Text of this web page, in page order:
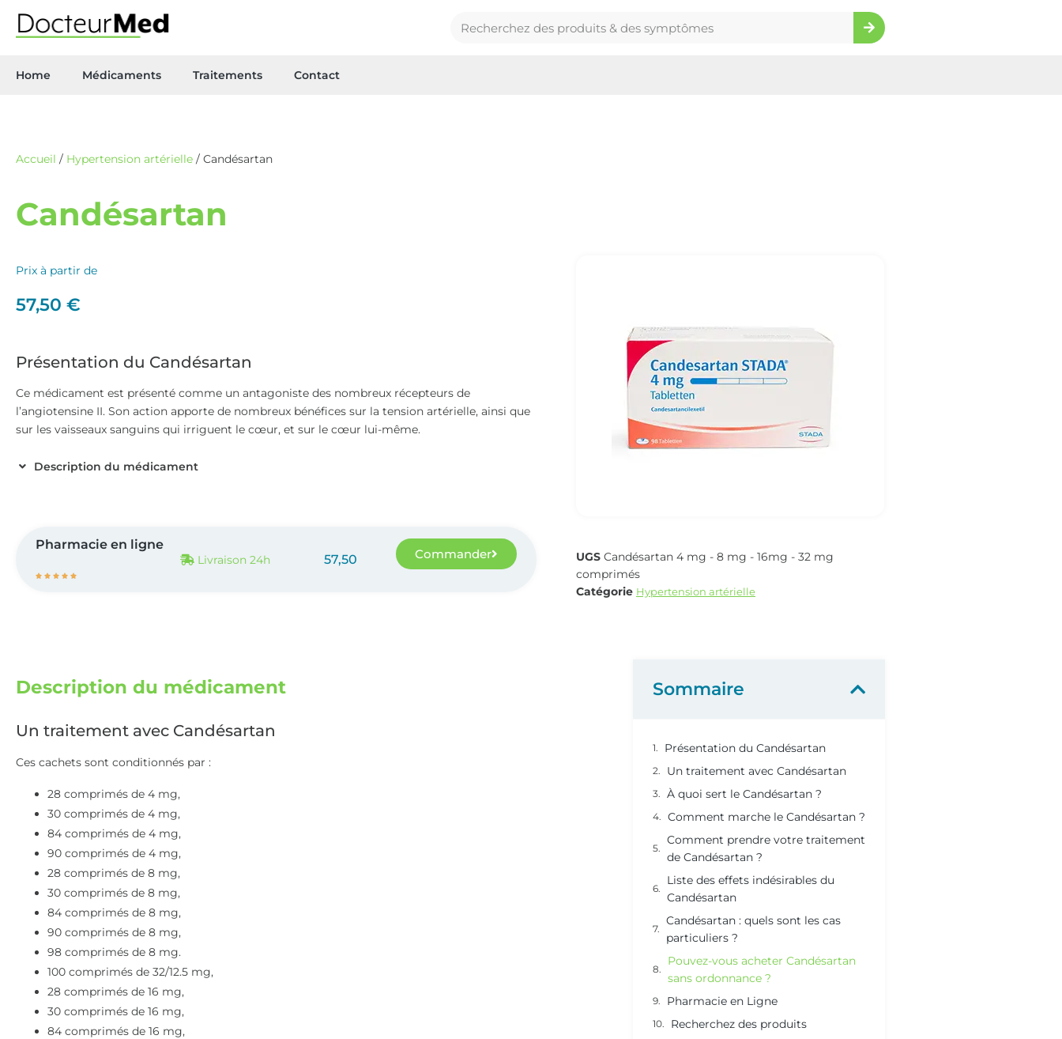
Home Médicaments Traitements Contact
Accueil / Hypertension artérielle / Candésartan
Candésartan
Prix à partir de
57,50 €
Présentation du Candésartan
Ce médicament est présenté comme un antagoniste des nombreux récepteurs de
l’angiotensine II. Son action apporte de nombreux bénéfices sur la tension artérielle, ainsi que
sur les vaisseaux sanguins qui irriguent le cœur, et sur le cœur lui-même.
Description du médicament
Pharmacie en ligne
    
Livraison 24h 57,50 Commander UGS Candésartan 4 mg - 8 mg - 16mg - 32 mg
comprimés
Catégorie Hypertension artérielle
Description du médicament
Un traitement avec Candésartan
Ces cachets sont conditionnés par :
28 comprimés de 4 mg,
30 comprimés de 4 mg,
84 comprimés de 4 mg,
90 comprimés de 4 mg,
28 comprimés de 8 mg,
30 comprimés de 8 mg,
84 comprimés de 8 mg,
90 comprimés de 8 mg,
98 comprimés de 8 mg.
100 comprimés de 32/12.5 mg,
28 comprimés de 16 mg,
30 comprimés de 16 mg,
84 comprimés de 16 mg,
Sommaire
Présentation du Candésartan
Un traitement avec Candésartan
À quoi sert le Candésartan ?
Comment marche le Candésartan ?
Comment prendre votre traitement
de Candésartan ?
Liste des effets indésirables du
Candésartan
Candésartan : quels sont les cas
particuliers ?
Pouvez-vous acheter Candésartan
sans ordonnance ?
Pharmacie en Ligne
Recherchez des produits